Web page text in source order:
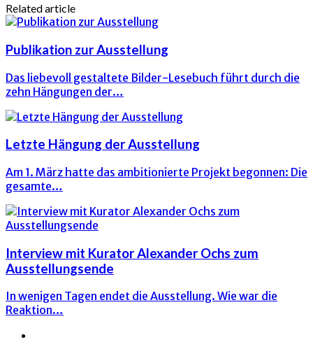
Related article
Publikation zur Ausstellung
Das liebevoll gestaltete Bilder-Lesebuch führt durch die
zehn Hängungen der…
Letzte Hängung der Ausstellung
Am 1. März hatte das ambitionierte Projekt begonnen: Die
gesamte…
Interview mit Kurator Alexander Ochs zum
Ausstellungsende
In wenigen Tagen endet die Ausstellung. Wie war die
Reaktion…